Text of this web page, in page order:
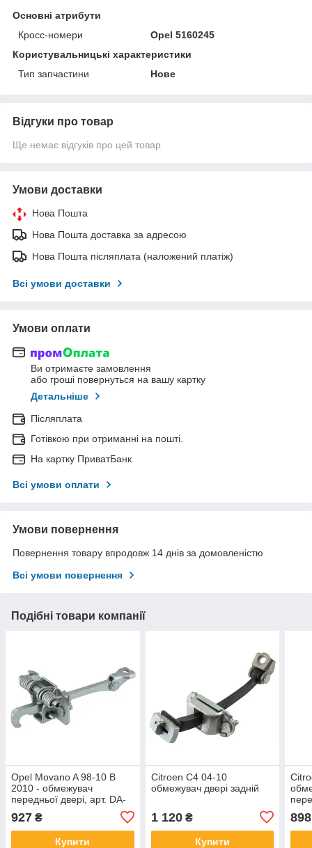
Основні атрибути
Кросс-номери
Opel 5160245
Користувальницькі характеристики
Тип запчастини
Нове
Відгуки про товар
Ще немає відгуків про цей товар
Умови доставки
Нова Пошта
Нова Пошта доставка за адресою
Нова Пошта післяплата (наложений платіж)
Всі умови доставки
Умови оплати
Ви отримаєте замовлення
або гроші повернуться на вашу картку
Детальніше
Післяплата
Готівкою при отриманні на пошті.
На картку ПриватБанк
Всі умови оплати
Умови повернення
Повернення товару впродовж 14 днів за домовленістю
Всі умови повернення
Подібні товари компанії
Opel Movano A 98-10 B
2010 - обмежувач
передньої двері, арт. DA-
927 ₴
Купити
Citroen C4 04-10
обмежувач двері задній
1 120₴
Купити
898